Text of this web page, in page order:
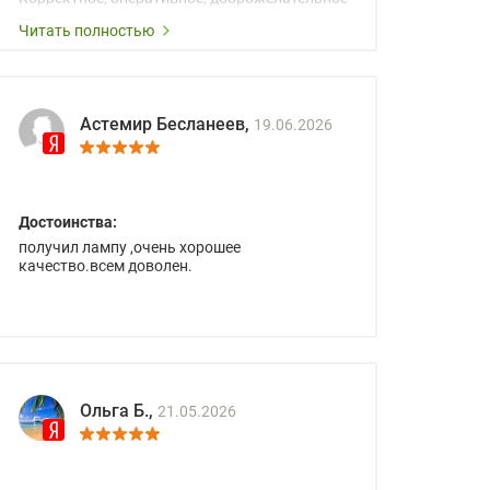
Читать полностью
Астемир Бесланеев, 19.06.2026
Достоинства:
получил лампу ,очень хорошее
качество.всем доволен.
Ольга Б., 21.05.2026